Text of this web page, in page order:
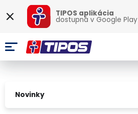
TIPOS aplikácia
dostupná vGoogle Play
Novinky